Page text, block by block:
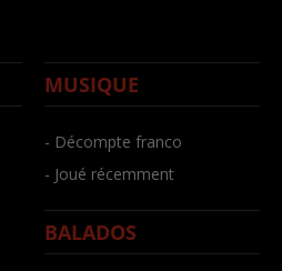
MUSIQUE
- Décompte franco
- Joué récemment
BALADOS